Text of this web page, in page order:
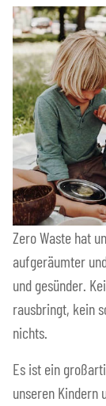
Zero Waste hat
aufgeräumter
und gesünder.
rausbringt, kein
nichts.
Es ist ein
unseren Kindern